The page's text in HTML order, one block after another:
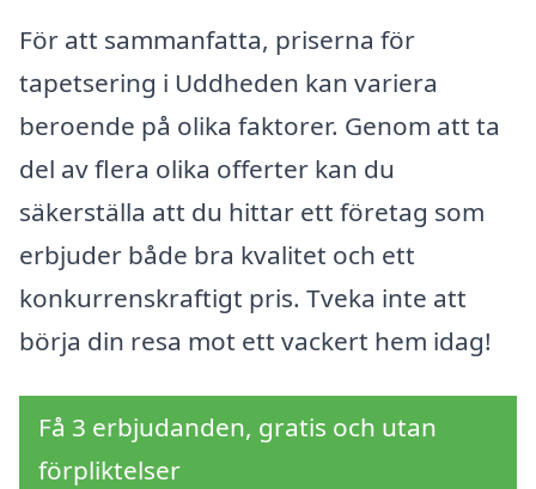
För att sammanfatta, priserna för
tapetsering i Uddheden kan variera
beroende på olika faktorer. Genom att ta
del av flera olika offerter kan du
säkerställa att du hittar ett företag som
erbjuder både bra kvalitet och ett
konkurrenskraftigt pris. Tveka inte att
börja din resa mot ett vackert hem idag!
Få 3 erbjudanden, gratis och utan
förpliktelser